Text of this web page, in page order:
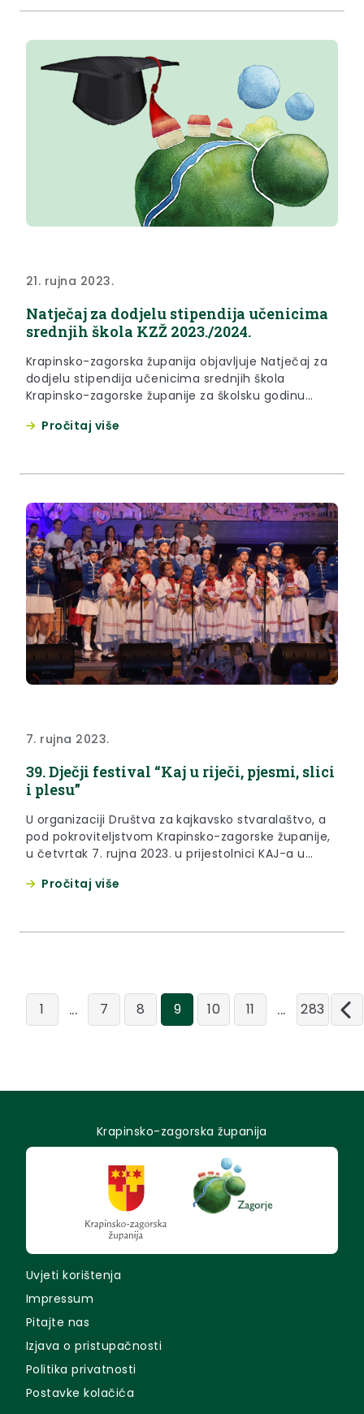
21. rujna 2023.
Natječaj za dodjelu stipendija učenicima
srednjih škola KZŽ 2023./2024.
Krapinsko-zagorska županija objavljuje Natječaj za
dodjelu stipendija učenicima srednjih škola
Krapinsko-zagorske županije za školsku godinu
obrascima i prilozima nalazi se ispod ove obavijesti.
Pročitaj više
7. rujna 2023.
39. Dječji festival “Kaj u riječi, pjesmi, slici
i plesu”
U organizaciji Društva za kajkavsko stvaralaštvo, a
pod pokroviteljstvom Krapinsko-zagorske županije,
u četvrtak 7. rujna 2023. u prijestolnici KAJ-a u
pjesmi, slici i plesu”. Ovogodišnjem festivalu,
Pročitaj više
1 ... 7 8 9 10 11 ... 283
Krapinsko-zagorska županija
Uvjeti korištenja
Impressum
Pitajte nas
Izjava o pristupačnosti
Politika privatnosti
Postavke kolačića